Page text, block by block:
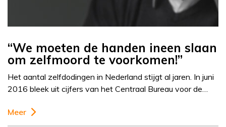
“We moeten de handen ineen slaan
om zelfmoord te voorkomen!”
Het aantal zelfdodingen in Nederland stijgt al jaren. In juni
2016 bleek uit cijfers van het Centraal Bureau voor de…
Meer